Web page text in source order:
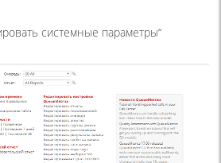
системные параметры“